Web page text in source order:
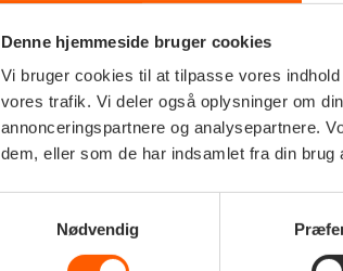
Denne hjemmeside bruger cookies
Vi bruger cookies til at tilpasse vores
vores trafik. Vi deler også oplysninger om
annonceringspartnere og analysepartnere.
dem, eller som de har indsamlet fra din brug
Nødvendig